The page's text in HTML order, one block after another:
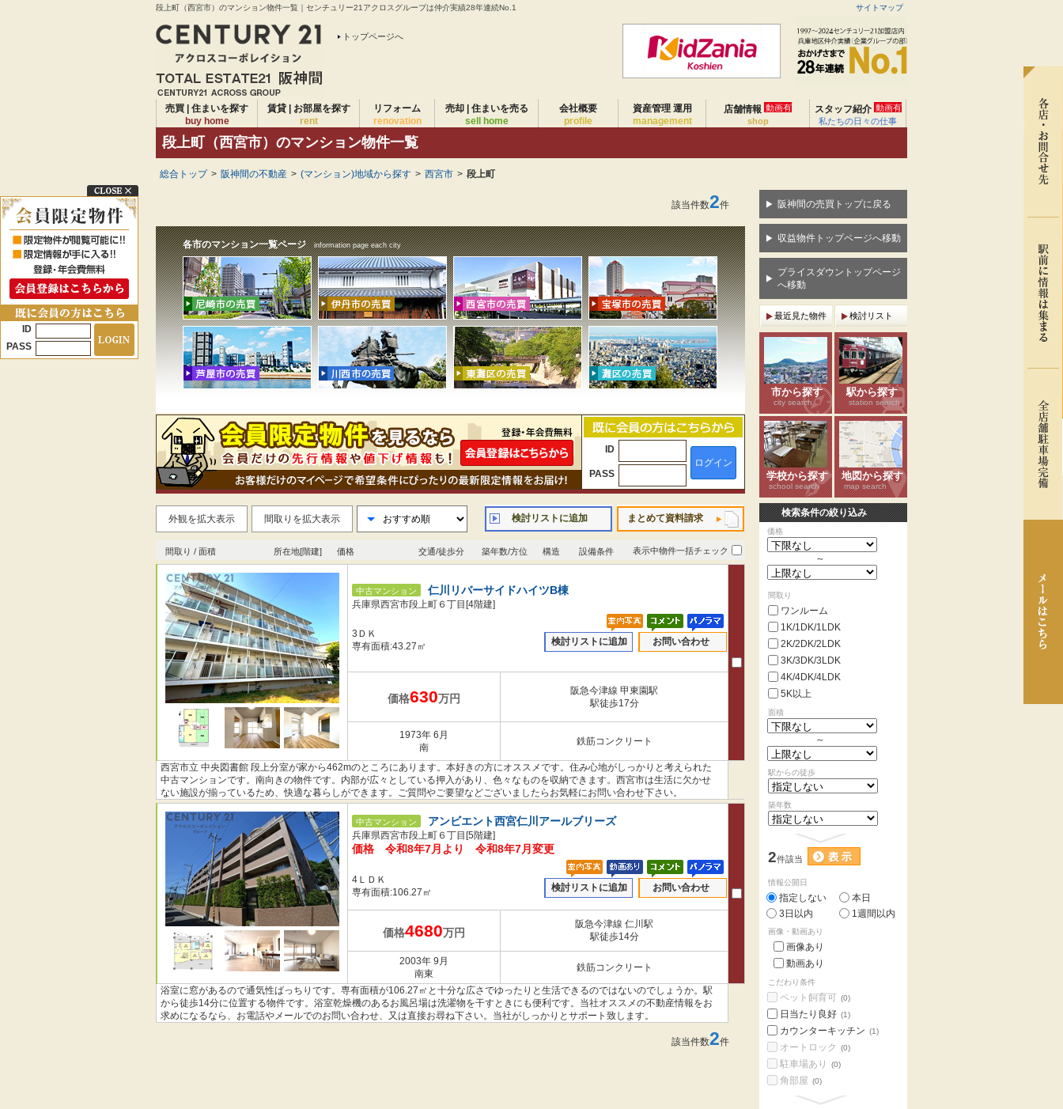
段上町（西宮市）のマンション物件一覧｜センチュリー21アクロスグループは仲介実績28年連続No.1 サイトマップ
トップページへ
売買 | 住まいを探す
buy home
賃貸 | お部屋を探す
rent
リフォーム
renovation
売却 | 住まいを売る
sell home
会社概要
profile
資産管理 運用
management
店舗情報 動画有
shop
スタッフ紹介 動画有
私たちの日々の仕事
段上町（西宮市）のマンション物件一覧
総合トップ > 阪神間の不動産 > (マンション)地域から探す > 西宮市 > 段上町
該当件数2件
各市のマンション一覧ページ information page each city
ログイン
ID
PASS
外観を拡大表示 間取りを拡大表示 検討リストに追加 まとめて資料請求
間取り / 面積 所在地[階建] 価格 交通/徒歩分 築年数/方位 構造 設備条件 表示中物件一括チェック
中古マンション 仁川リバーサイドハイツB棟
兵庫県西宮市段上町６丁目[4階建]
3ＤＫ
専有面積:43.27㎡
検討リストに追加 お問い合わせ
価格630万円
阪急今津線 甲東園駅
駅徒歩17分
1973年 6月
南
鉄筋コンクリート
西宮市立 中央図書館 段上分室が家から462mのところにあります。本好きの方にオススメです。住み心地がしっかりと考えられた
中古マンションです。南向きの物件です。内部が広々としている押入があり、色々なものを収納できます。西宮市は生活に欠かせ
ない施設が揃っているため、快適な暮らしができます。ご質問やご要望などございましたらお気軽にお問い合わせ下さい。
中古マンション アンビエント西宮仁川アールブリーズ
兵庫県西宮市段上町６丁目[5階建]
価格 令和8年7月より 令和8年7月変更
4ＬＤＫ
専有面積:106.27㎡
検討リストに追加 お問い合わせ
価格4680万円
阪急今津線 仁川駅
駅徒歩14分
2003年 9月
南東
鉄筋コンクリート
浴室に窓があるので通気性ばっちりです。専有面積が106.27㎡と十分な広さでゆったりと生活できるのではないのでしょうか。駅
から徒歩14分に位置する物件です。浴室乾燥機のあるお風呂場は洗濯物を干すときにも便利です。当社オススメの不動産情報をお
求めになるなら、お電話やメールでのお問い合わせ、又は直接お尋ね下さい。当社がしっかりとサポート致します。
該当件数2件
阪神間の売買トップに戻る
収益物件トップページへ移動
プライスダウントップページ
へ移動
最近見た物件 検討リスト
市から探す
city search
駅から探す
station search
学校から探す
school search
地図から探す
map search
検索条件の絞り込み
価格
～
間取り
ワンルーム
1K/1DK/1LDK
2K/2DK/2LDK
3K/3DK/3LDK
4K/4DK/4LDK
5K以上
面積
～
駅からの徒歩
築年数
2件該当
情報公開日
指定しない
本日
3日以内
1週間以内
画像・動画あり
画像あり
動画あり
こだわり条件
ペット飼育可 (0)
日当たり良好 (1)
カウンターキッチン (1)
オートロック (0)
駐車場あり (0)
角部屋 (0)
ID
PASS